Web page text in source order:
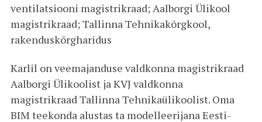
ventilatsiooni magistrikraad; Aalborgi Ülikool
magistrikraad; Tallinna Tehnikakõrgkool,
rakenduskõrgharidus
Karlil on veemajanduse valdkonna magistrikraad
Aalborgi Ülikoolist ja KVJ valdkonna
magistrikraad Tallinna Tehnikaülikoolist. Oma
BIM teekonda alustas ta modelleerijana Eesti-